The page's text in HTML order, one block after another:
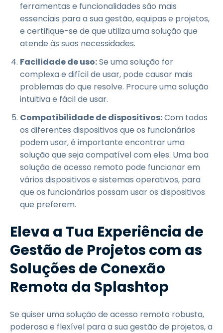
ferramentas e funcionalidades são mais
essenciais para a sua gestão, equipas e projetos,
e certifique-se de que utiliza uma solução que
atende às suas necessidades.
Facilidade de uso:Se uma solução for
complexa e difícil de usar, pode causar mais
problemas do que resolve. Procure uma solução
intuitiva e fácil de usar.
Compatibilidade de dispositivos:Com todos
os diferentes dispositivos que os funcionários
podem usar, é importante encontrar uma
solução que seja compatível com eles. Uma boa
solução de acesso remoto pode funcionar em
vários dispositivos e sistemas operativos, para
que os funcionários possam usar os dispositivos
que preferem.
Eleva a Tua Experiência de
Gestão de Projetos com as
Soluções de Conexão
Remota da Splashtop
Se quiser uma solução de acesso remoto robusta,
poderosa e flexível para a sua gestão de projetos, a